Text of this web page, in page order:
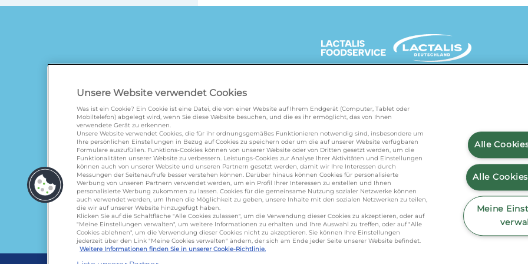
UNSERE MARKENSEITEN
galbani.de/leerdammer.de/president.de/salakis.de/ frankenland.com/
KONTAKT
foodservice.info@de.lactalis.com
Lactalis Deutschland GmbH - Tel: +49 (0)751 887 366
Omira Bodenseemilch GmbH - Tel: +49 (0)751 887
Unsere Website verwendet Cookies
Was ist ein Cookie? Ein Cookie ist eine Datei, die von einer Website auf Ihrem Endgerät (Computer, Tablet oder
Mobiltelefon) abgelegt wird, wenn Sie diese Website besuchen, und die es ihr ermöglicht, das von Ihnen
verwendete Gerät zu erkennen.
Unsere Website verwendet Cookies, die für ihr ordnungsgemäßes Funktionieren notwendig sind, insbesondere um
Ihre persönlichen Einstellungen in Bezug auf Cookies zu speichern oder um die auf unserer Website verfügbaren
Formulare auszufüllen. Funktions-Cookies können von unserer Website oder von Dritten gesetzt werden, um die
Funktionalitäten unserer Website zu verbessern. Leistungs-Cookies zur Analyse Ihrer Aktivitäten und Einstellungen
können auch von unserer Website und unseren Partnern gesetzt werden, damit wir Ihre Interessen durch
Messungen der Seitenaufrufe besser verstehen können. Darüber hinaus können Cookies für personalisierte
Werbung von unseren Partnern verwendet werden, um ein Profil Ihrer Interessen zu erstellen und Ihnen
personalisierte Werbung zukommen zu lassen. Cookies für die gemeinsame Nutzung sozialer Netzwerke können
auch verwendet werden, um Ihnen die Möglichkeit zu geben, unsere Inhalte mit den sozialen Netzwerken zu teilen,
die wir auf unserer Website hinzugefügt haben.
Klicken Sie auf die Schaltfläche "Alle Cookies zulassen", um die Verwendung dieser Cookies zu akzeptieren, oder auf
"Meine Einstellungen verwalten", um weitere Informationen zu erhalten und Ihre Auswahl zu treffen, oder auf "Alle
Cookies ablehnen", um die Verwendung dieser Cookies nicht zu akzeptieren. Sie können Ihre Einstellungen
jederzeit über den Link "Meine Cookies verwalten" ändern, der sich am Ende jeder Seite unserer Website befindet.
Weitere Informationen finden Sie in unserer Cookie-Richtlinie.
Alle
Alle
Meine